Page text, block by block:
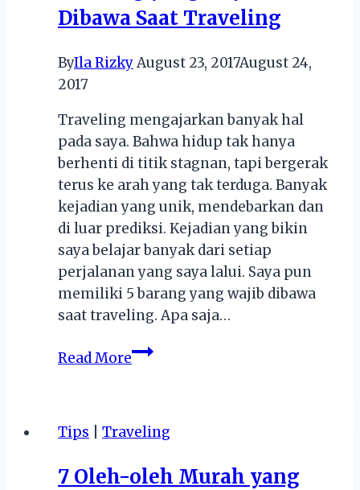
yang
Kamu
Dibawa Saat Traveling
ByIla RizkyAugust 23, 2017August 24,
2017
Traveling mengajarkan banyak hal
pada saya. Bahwa hidup tak hanya
berhenti di titik stagnan, tapi bergerak
terus ke arah yang tak terduga. Banyak
kejadian yang unik, mendebarkan dan
di luar prediksi. Kejadian yang bikin
saya belajar banyak dari setiap
perjalanan yang saya lalui. Saya pun
memiliki 5 barang yang wajib dibawa
saat traveling. Apa saja…
Read More5
Dibawa
Traveling
Tips Traveling
7 Oleh-oleh Murah yang